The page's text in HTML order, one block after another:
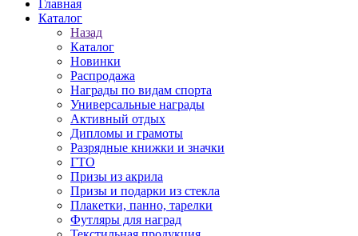
Главная
Каталог
Назад
Каталог
Новинки
Распродажа
Награды по видам спорта
Универсальные награды
Активный отдых
Дипломы и грамоты
Разрядные книжки и значки
ГТО
Призы из акрила
Призы и подарки из стекла
Плакетки, панно, тарелки
Футляры для наград